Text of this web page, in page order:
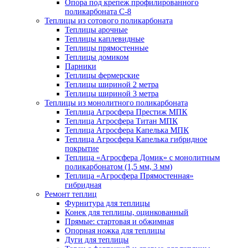
Опора под крепеж профилированного
поликарбоната С-8
Теплицы из сотового поликарбоната
Теплицы арочные
Теплицы каплевидные
Теплицы прямостенные
Теплицы домиком
Парники
Теплицы фермерские
Теплицы шириной 2 метра
Теплицы шириной 3 метра
Теплицы из монолитного поликарбоната
Теплица Агросфера Престиж МПК
Теплица Агросфера Титан МПК
Теплица Агросфера Капелька МПК
Теплица Агросфера Капелька гибридное
покрытие
Теплица «Агросфера Домик» с монолитным
поликарбонатом (1,5 мм, 3 мм)
Теплица «Агросфера Прямостенная»
гибридная
Ремонт теплиц
Фурнитура для теплицы
Конек для теплицы, оцинкованный
Прямые: стартовая и обжимная
Опорная ножка для теплицы
Дуги для теплицы